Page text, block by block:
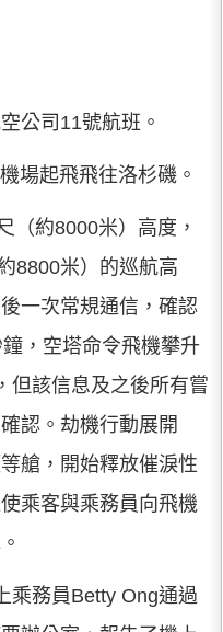
公司11號航班。
場起飛飛往洛杉磯。
（約8000米）高度，
8800米）的巡航高
一次常規通信，確認
，空塔命令飛機攀升
但該信息及之後所有嘗
認。劫機行動展開
艙，開始釋放催淚性
乘客與乘務員向飛機
乘務員Betty Ong通過